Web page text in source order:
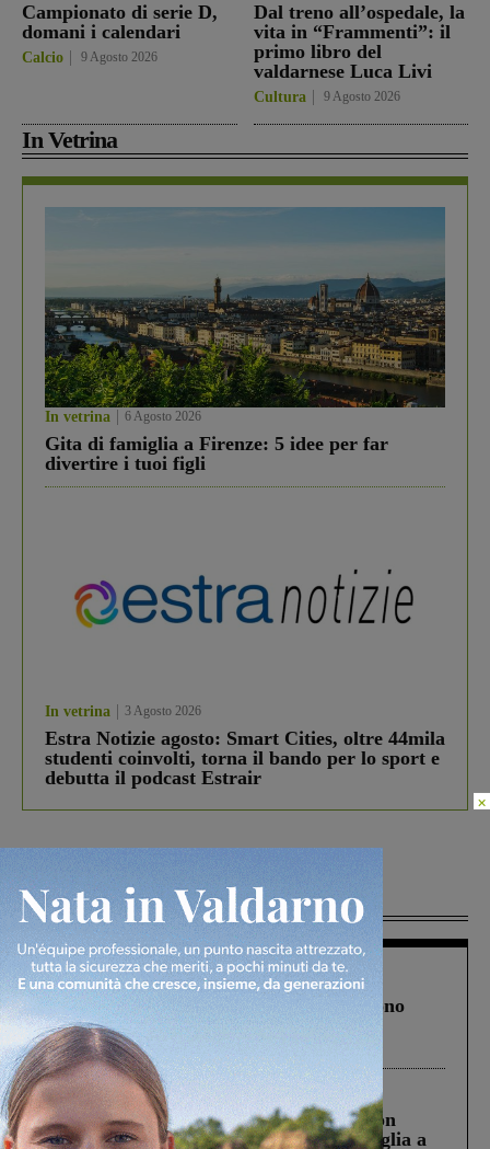
Campionato di serie D,
domani i calendari
Calcio 9 Agosto 2026
Dal treno all’ospedale, la
vita in “Frammenti”: il
primo libro del
valdarnese Luca Livi
Cultura 9 Agosto 2026
In Vetrina
In vetrina 6 Agosto 2026
Gita di famiglia a Firenze: 5 idee per far
divertire i tuoi figli
In vetrina 3 Agosto 2026
Estra Notizie agosto: Smart Cities, oltre 44mila
studenti coinvolti, torna il bando per lo sport e
debutta il podcast Estrair
Più lette
Cronaca 4 Agosto 2026
Un anno fa la strage in A1 in cui morirono
Gianni, Giulia e Franco. Lo schianto, il
processo, lo stop ai sorpassi fra tir....
Cronaca 3 Agosto 2026
Scomparso da una struttura di Castiglion
Fiorentino l’uomo che aveva ucciso la figlia a
×